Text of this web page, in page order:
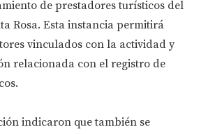
de prestadores turísticos del
Rosa. Esta instancia permitirá
vinculados con la actividad y
relacionada con el registro de
indicaron que también se